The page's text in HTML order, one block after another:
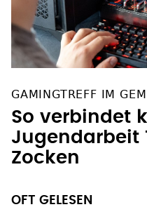
GAMINGTREFF IM
So verbindet
Jugendarbeit
Zocken
OFT GELESEN